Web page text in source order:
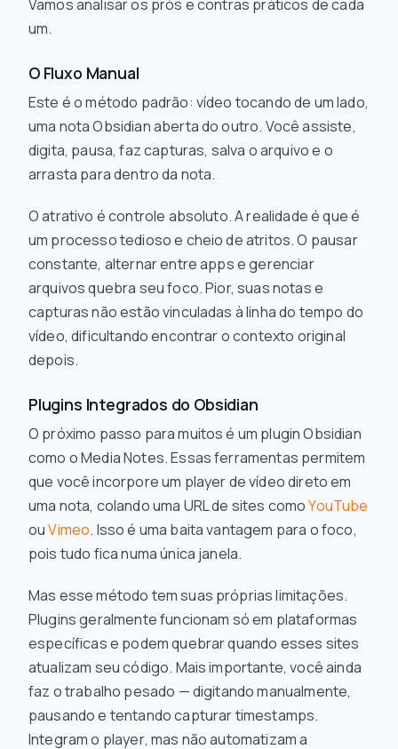
Vamos analisar os prós e contras práticos de cada
um.
O Fluxo Manual
Este é o método padrão: vídeo tocando de um lado,
uma nota Obsidian aberta do outro. Você assiste,
digita, pausa, faz capturas, salva o arquivo e o
arrasta para dentro da nota.
O atrativo é controle absoluto. A realidade é que é
um processo tedioso e cheio de atritos. O pausar
constante, alternar entre apps e gerenciar
arquivos quebra seu foco. Pior, suas notas e
capturas não estão vinculadas à linha do tempo do
vídeo, dificultando encontrar o contexto original
depois.
Plugins Integrados do Obsidian
O próximo passo para muitos é um plugin Obsidian
como o Media Notes. Essas ferramentas permitem
que você incorpore um player de vídeo direto em
uma nota, colando uma URL de sites comoYouTube
ouVimeo. Isso é uma baita vantagem para o foco,
pois tudo fica numa única janela.
Mas esse método tem suas próprias limitações.
Plugins geralmente funcionam só em plataformas
específicas e podem quebrar quando esses sites
atualizam seu código. Mais importante, você ainda
faz o trabalho pesado — digitando manualmente,
pausando e tentando capturar timestamps.
Integram o player, mas não automatizam a